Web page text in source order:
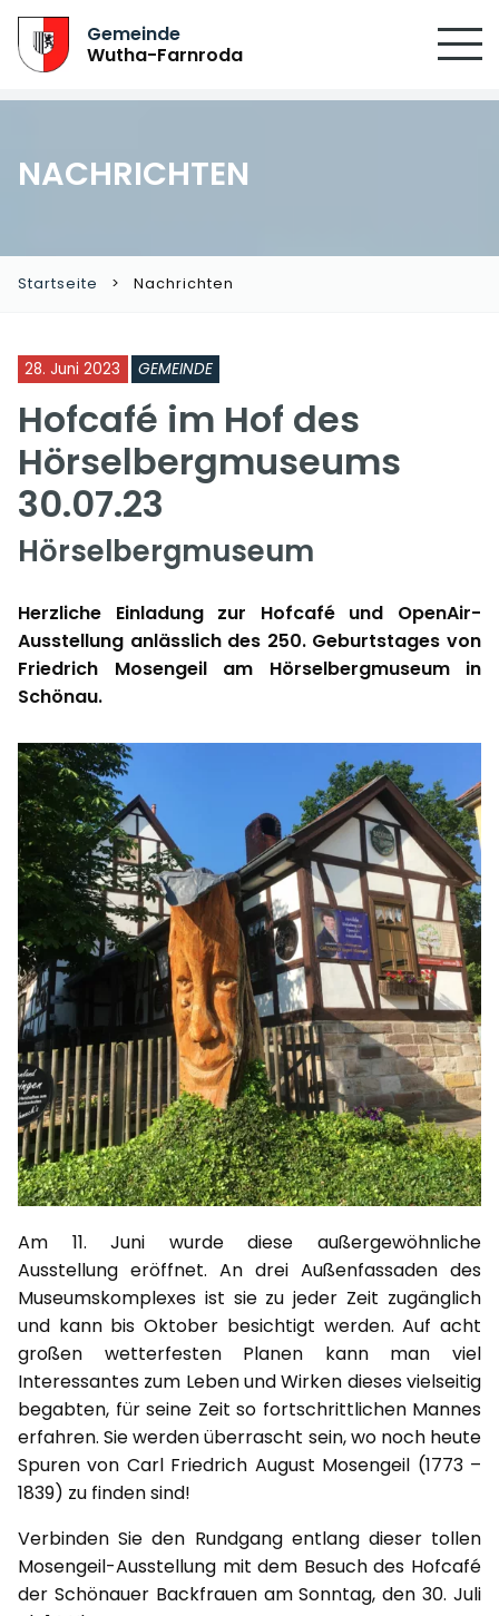
Gemeinde
Wutha-Farnroda
NACHRICHTEN
Startseite Nachrichten
28. Juni 2023 GEMEINDE
Hofcafé im Hof des
Hörselbergmuseums
30.07.23
Hörselbergmuseum
Herzliche Einladung zur Hofcafé und OpenAir-
Ausstellung anlässlich des 250. Geburtstages von
Friedrich Mosengeil am Hörselbergmuseum in
Schönau.
Am 11. Juni wurde diese außergewöhnliche
Ausstellung eröffnet. An drei Außenfassaden des
Museumskomplexes ist sie zu jeder Zeit zugänglich
und kann bis Oktober besichtigt werden. Auf acht
großen wetterfesten Planen kann man viel
Interessantes zum Leben und Wirken dieses vielseitig
begabten, für seine Zeit so fortschrittlichen Mannes
erfahren. Sie werden überrascht sein, wo noch heute
Spuren von Carl Friedrich August Mosengeil (1773 –
1839) zu finden sind!
Verbinden Sie den Rundgang entlang dieser tollen
Mosengeil-Ausstellung mit dem Besuch des Hofcafé
der Schönauer Backfrauen am Sonntag, den 30. Juli